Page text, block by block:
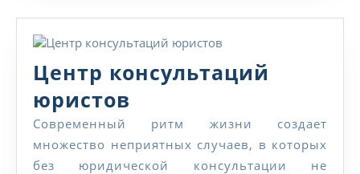
Центр консультаций
юристов
консультаций
юристов
Современный ритм жизни создает
множество неприятных случаев, в которых
без юридической консультации не